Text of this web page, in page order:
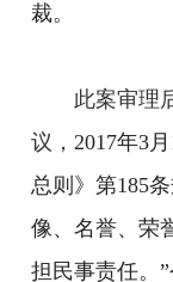
裁。
此案审理后
议，2017年3
总则》第185
像、名誉、荣
担民事责任。